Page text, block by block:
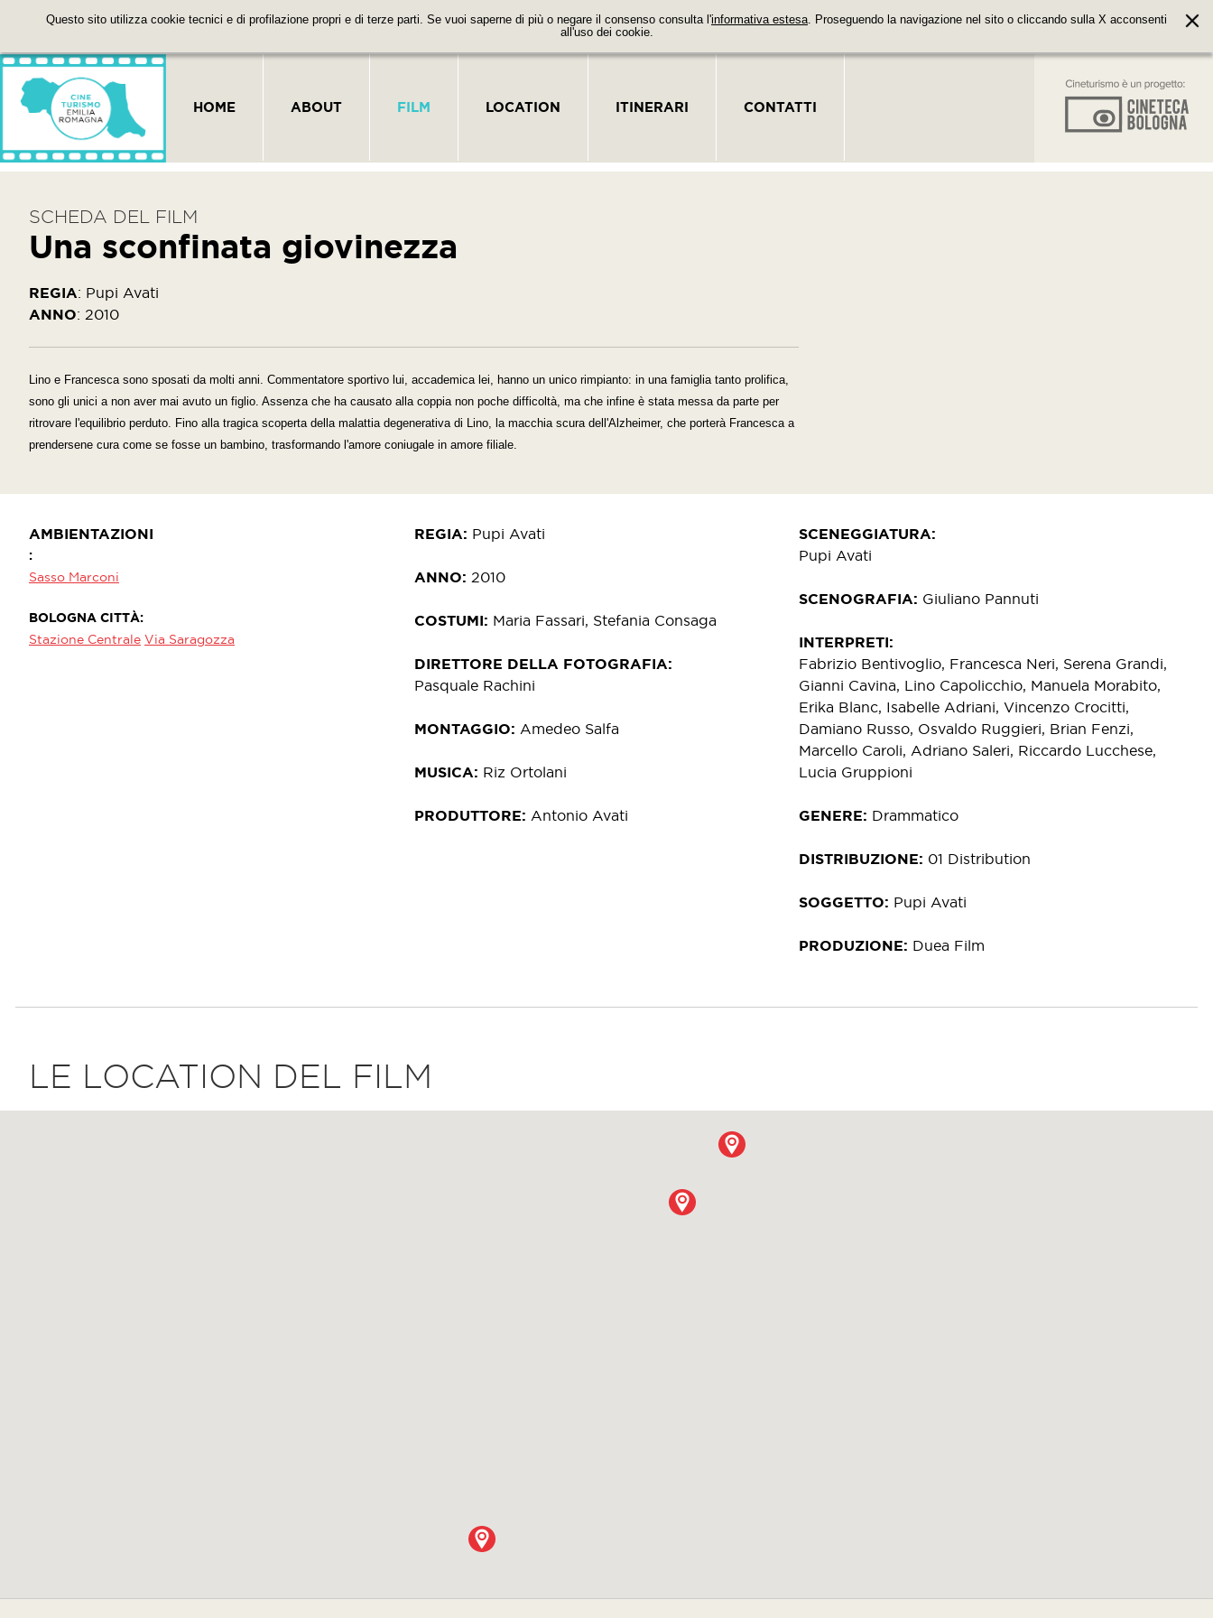
Questo sito utilizza cookie tecnici e di profilazione propri e di terze parti. Se vuoi saperne di più o negare il consenso consulta l'informativa estesa. Proseguendo la navigazione nel sito o cliccando sulla X acconsenti
all'uso dei cookie.
HOME ABOUT FILM LOCATION ITINERARI CONTATTI
SCHEDA DEL FILM
Una sconfinata giovinezza
REGIA: Pupi Avati
ANNO: 2010
Lino e Francesca sono sposati da molti anni. Commentatore sportivo lui, accademica lei, hanno un unico rimpianto: in una famiglia tanto prolifica,
sono gli unici a non aver mai avuto un figlio. Assenza che ha causato alla coppia non poche difficoltà, ma che infine è stata messa da parte per
ritrovare l'equilibrio perduto. Fino alla tragica scoperta della malattia degenerativa di Lino, la macchia scura dell'Alzheimer, che porterà Francesca a
prendersene cura come se fosse un bambino, trasformando l'amore coniugale in amore filiale.
AMBIENTAZIONI
Sasso Marconi
BOLOGNA CITTÀ
Stazione Centrale Via Saragozza
REGIA Pupi Avati
ANNO 2010
COSTUMI Maria Fassari, Stefania Consaga
DIRETTORE DELLA FOTOGRAFIA
Pasquale Rachini
MONTAGGIO Amedeo Salfa
MUSICA Riz Ortolani
PRODUTTORE Antonio Avati
SCENEGGIATURA
Pupi Avati
SCENOGRAFIA Giuliano Pannuti
INTERPRETI
Fabrizio Bentivoglio, Francesca Neri, Serena Grandi,
Gianni Cavina, Lino Capolicchio, Manuela Morabito,
Erika Blanc, Isabelle Adriani, Vincenzo Crocitti,
Damiano Russo, Osvaldo Ruggieri, Brian Fenzi,
Marcello Caroli, Adriano Saleri, Riccardo Lucchese,
Lucia Gruppioni
GENERE Drammatico
DISTRIBUZIONE 01 Distribution
SOGGETTO Pupi Avati
PRODUZIONE Duea Film
LE LOCATION DEL FILM